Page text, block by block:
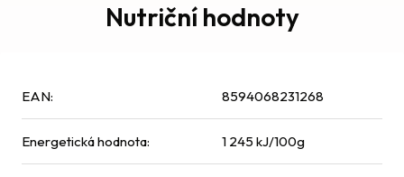
Nutriční hodnoty
EAN: 8594068231268
Energetická hodnota: 1 245 kJ/100g